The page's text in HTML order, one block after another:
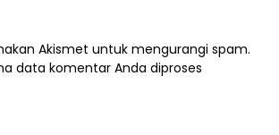
Akismet untuk mengurangi spam.
data komentar Anda diproses